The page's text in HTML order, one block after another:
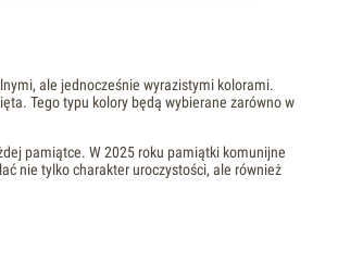
ale jednocześnie wyrazistymi kolorami.
Tego typu kolory będą wybierane zarówno w
pamiątce. W 2025 roku pamiątki komunijne
nie tylko charakter uroczystości, ale również